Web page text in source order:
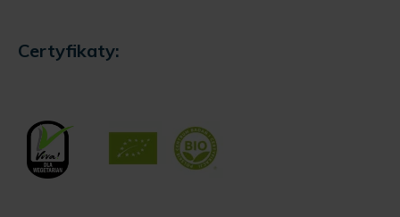
Certyfikaty: